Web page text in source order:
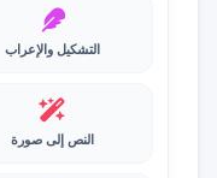
التشكيل والإعراب
النص إلى صورة